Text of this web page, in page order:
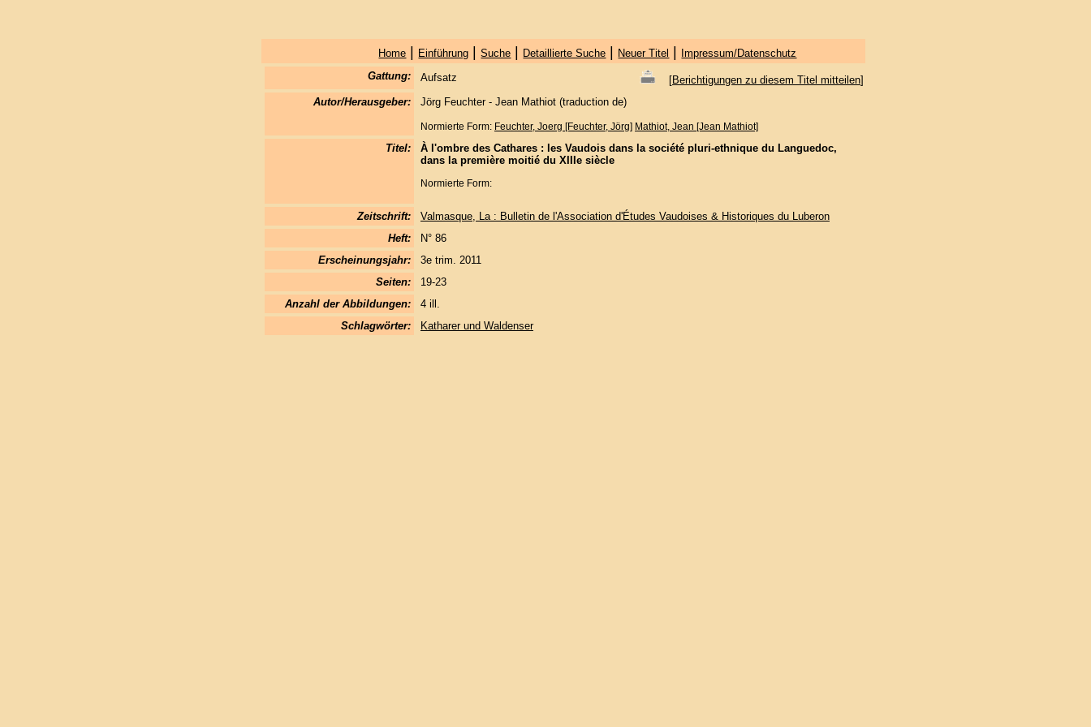
Home | Einführung |Suche | Detaillierte Suche | Neuer Titel |
Impressum/Datenschutz
Gattung:
Aufsatz [Berichtigungen zu diesem Titel mitteilen]
Autor/Herausgeber:
Jörg Feuchter - Jean Mathiot (traduction de)
Normierte Form: Feuchter, Joerg [Feuchter, Jörg] Mathiot, Jean [Jean Mathiot]
Titel:
À l'ombre des Cathares : les Vaudois dans la société pluri-ethnique du Languedoc,
dans la première moitié du XIIIe siècle
Normierte Form:
Zeitschrift:
Valmasque, La : Bulletin de l'Association d'Études Vaudoises & Historiques du Luberon
Heft:
N° 86
Erscheinungsjahr:
3e trim. 2011
Seiten:
19-23
Anzahl der Abbildungen:
4 ill.
Schlagwörter:
Katharer und Waldenser